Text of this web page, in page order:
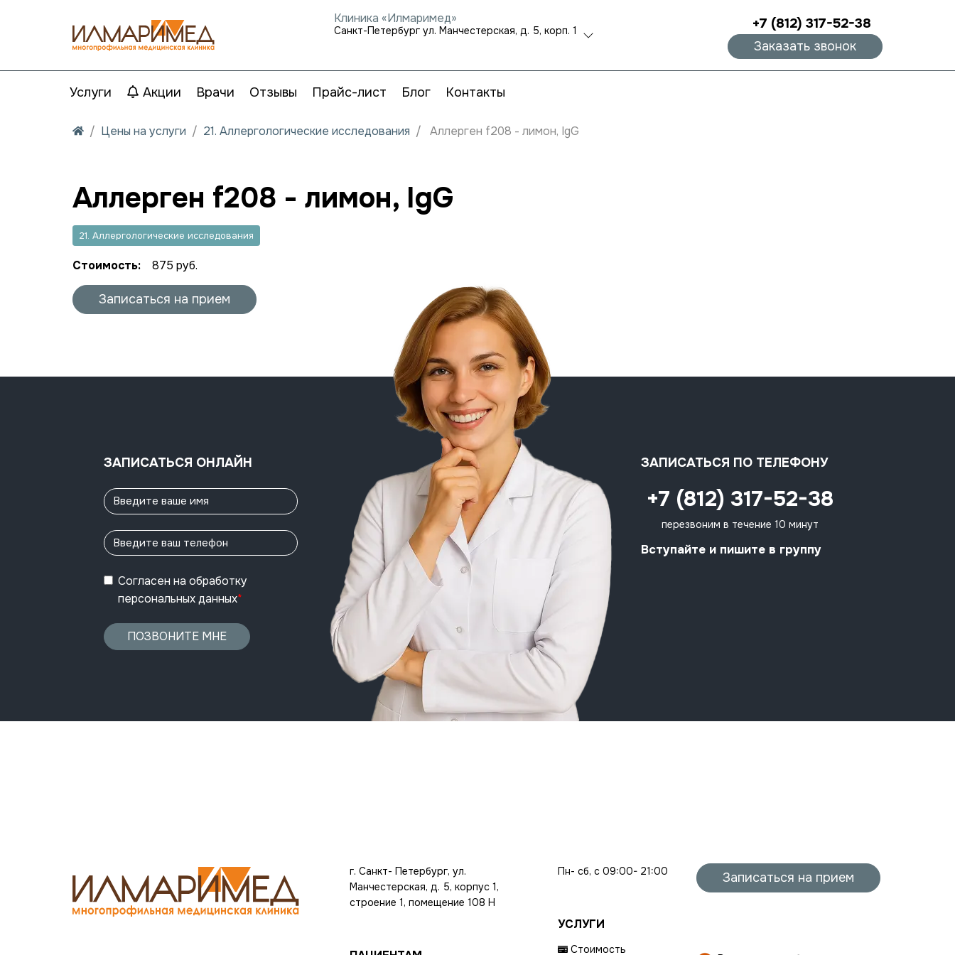
Клиника «Илмаримед»
Санкт-Петербург ул. Манчестерская, д. 5, корп. 1 +7 (812) 317-52-38
Заказать звонок
Услуги Акции Врачи Отзывы Прайс-лист Блог Контакты
Цены на услуги 21. Аллергологические исследования Аллерген f208 - лимон, IgG
Аллерген f208 - лимон, IgG
21. Аллергологические исследования
Стоимость: 875 руб.
Записаться на прием
ЗАПИСАТЬСЯ ОНЛАЙН
Согласен на обработку
персональных данных*
ПОЗВОНИТЕ МНЕ
ЗАПИСАТЬСЯ ПО ТЕЛЕФОНУ
+7 (812) 317-52-38
перезвоним в течение 10 минут
Вступайте и пишите в группу
г. Санкт- Петербург, ул.
Манчестерская, д. 5, корпус 1,
строение 1, помещение 108 Н
Пн- сб, с 09:00- 21:00
УСЛУГИ
Стоимость
Записаться на прием